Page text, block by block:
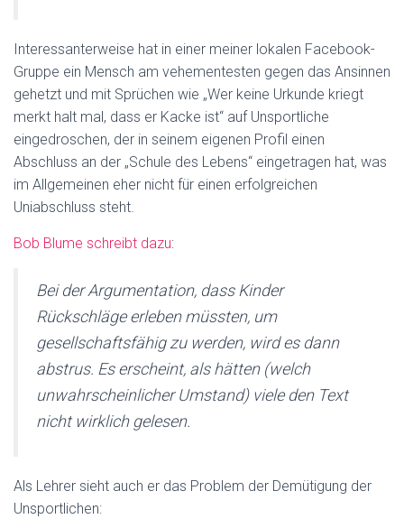
Interessanterweise hat in einer meiner lokalen Facebook-
Gruppe ein Mensch am vehementesten gegen das Ansinnen
gehetzt und mit Sprüchen wie „Wer keine Urkunde kriegt
merkt halt mal, dass er Kacke ist“ auf Unsportliche
eingedroschen, der in seinem eigenen Profil einen
Abschluss an der „Schule des Lebens“ eingetragen hat, was
im Allgemeinen eher nicht für einen erfolgreichen
Uniabschluss steht.
Bob Blume schreibt dazu:
Bei der Argumentation, dass Kinder
Rückschläge erleben müssten, um
gesellschaftsfähig zu werden, wird es dann
abstrus. Es erscheint, als hätten (welch
unwahrscheinlicher Umstand) viele den Text
nicht wirklich gelesen.
Als Lehrer sieht auch er das Problem der Demütigung der
Unsportlichen: